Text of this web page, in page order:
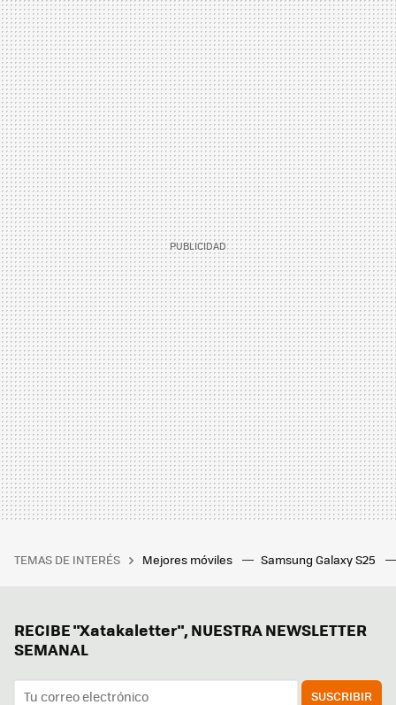
TEMAS DE INTERÉS Mejores móviles Samsung Galaxy S25
RECIBE "Xatakaletter", NUESTRA NEWSLETTER
SEMANAL
SUSCRIBIR